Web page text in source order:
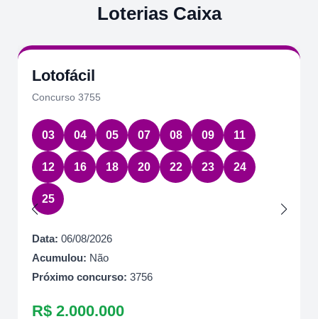
Loterias Caixa
Lotofácil
Concurso 3755
03 04 05 07 08 09 11
12 16 18 20 22 23 24
25
Data: 06/08/2026
Acumulou: Não
Próximo concurso: 3756
R$ 2.000.000